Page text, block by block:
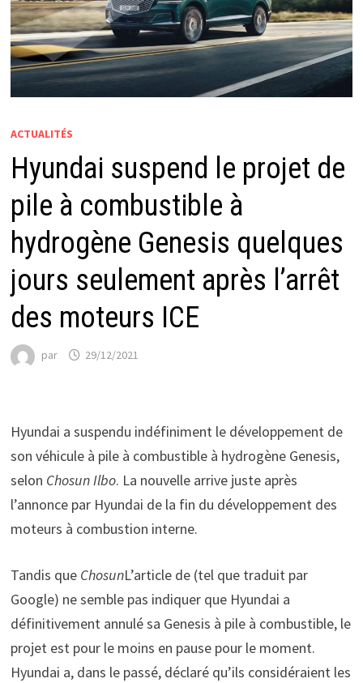
ACTUALITÉS
Hyundai suspend le projet de
pile à combustible à
hydrogène Genesis quelques
jours seulement après l’arrêt
des moteurs ICE
par 29/12/2021
Hyundai a suspendu indéfiniment le développement de
son véhicule à pile à combustible à hydrogène Genesis,
selon Chosun Ilbo. La nouvelle arrive juste après
l’annonce par Hyundai de la fin du développement des
moteurs à combustion interne.
Tandis que ChosunL’article de (tel que traduit par
Google) ne semble pas indiquer que Hyundai a
définitivement annulé sa Genesis à pile à combustible, le
projet est pour le moins en pause pour le moment.
Hyundai a, dans le passé, déclaré qu’ils considéraient les